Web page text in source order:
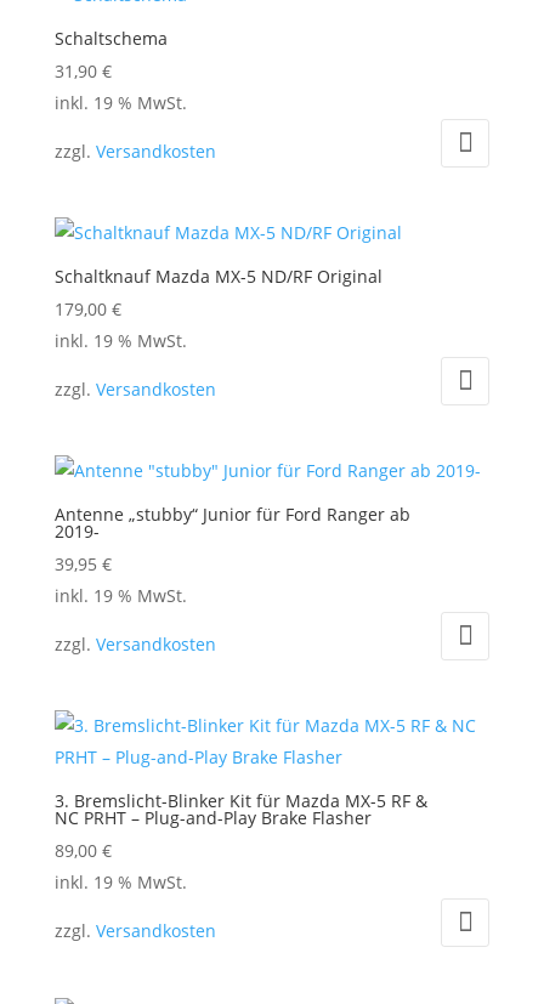
Schaltschema
31,90 €
inkl. 19 % MwSt.
zzgl. Versandkosten
Schaltknauf Mazda MX-5 ND/RF Original
179,00 €
inkl. 19 % MwSt.
zzgl. Versandkosten
Antenne „stubby“ Junior für Ford Ranger ab
2019-
39,95 €
inkl. 19 % MwSt.
zzgl. Versandkosten
3. Bremslicht-Blinker Kit für Mazda MX-5 RF &
NC PRHT – Plug-and-Play Brake Flasher
89,00 €
inkl. 19 % MwSt.
zzgl. Versandkosten